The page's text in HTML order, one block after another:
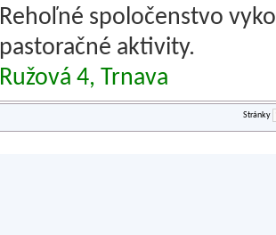
Rehoľné spoločenstvo
pastoračné aktivity.
Ružová 4, Trnava
Stránky